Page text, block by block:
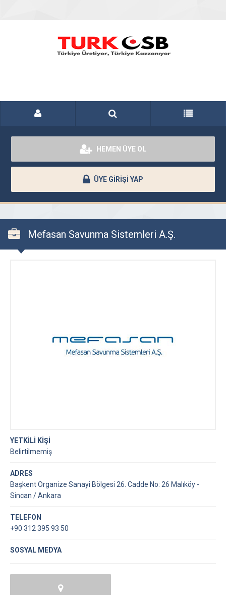
HEMEN ÜYE OL
ÜYE GİRİŞİ YAP
Mefasan Savunma Sistemleri A.Ş.
YETKİLİ KİŞİ
Belirtilmemiş
ADRES
Başkent Organize Sanayi Bölgesi 26. Cadde No: 26 Malıköy -
Sincan / Ankara
TELEFON
+90 312 395 93 50
SOSYAL MEDYA